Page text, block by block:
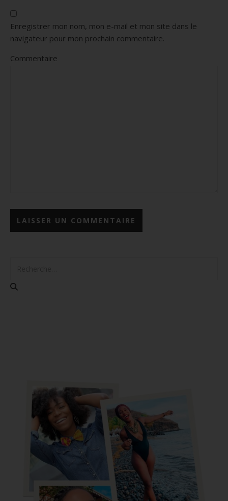
Enregistrer mon nom, mon e-mail et mon site dans le
navigateur pour mon prochain commentaire.
Commentaire